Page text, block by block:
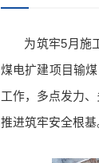
为筑牢5月施
煤电扩建项目输
工作，多点发力
推进筑牢安全根基